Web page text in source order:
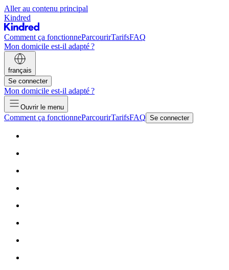
Aller au contenu principal
Kindred
Comment ça fonctionneParcourirTarifsFAQ
Mon domicile est-il adapté ?
français
Se connecter
Mon domicile est-il adapté ?
Ouvrir le menu
Comment ça fonctionneParcourirTarifsFAQ Se connecter